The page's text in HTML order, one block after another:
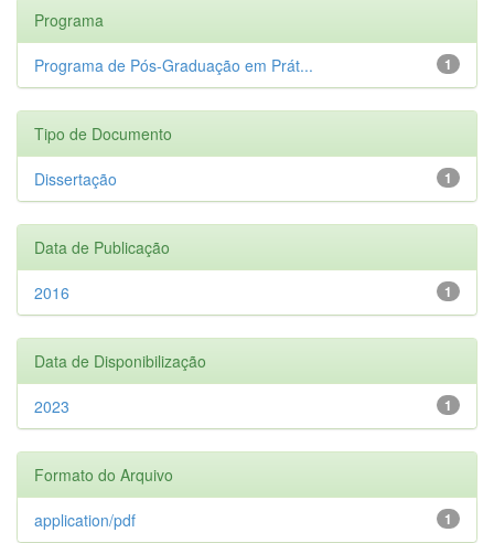
Programa
1
Programa de Pós-Graduação em Prát...
Tipo de Documento
1
Dissertação
Data de Publicação
1
2016
Data de Disponibilização
1
2023
Formato do Arquivo
1
application/pdf